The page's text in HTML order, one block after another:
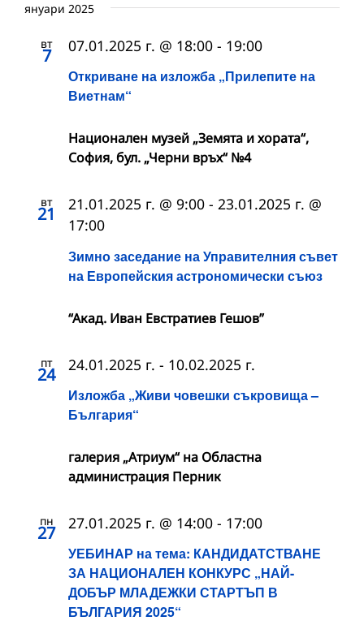
януари 2025
вт
7
Откриване на изложба „Прилепите на
Виетнам“
07.01.2025 г. @ 18:00 - 19:00
Национален музей „Земята и хората“,
София, бул. „Черни връх“ №4
вт
21
Зимно заседание на Управителния съвет
на Европейския астрономически съюз
21.01.2025 г. @ 9:00 - 23.01.2025 г. @
17:00
“Акад. Иван Евстратиев Гешов”
пт
24
Изложба „Живи човешки съкровища –
България“
24.01.2025 г. - 10.02.2025 г.
галерия „Атриум“ на Областна
администрация Перник
пн
27
УЕБИНАР на тема: КАНДИДАТСТВАНЕ
ЗА НАЦИОНАЛЕН КОНКУРС „НАЙ-
ДОБЪР МЛАДЕЖКИ СТАРТЪП В
БЪЛГАРИЯ 2025“
27.01.2025 г. @ 14:00 - 17:00